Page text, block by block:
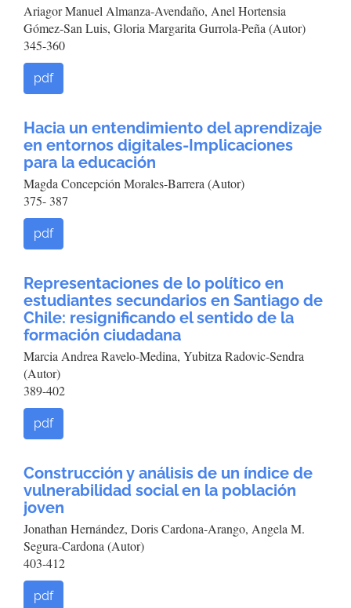
Ariagor Manuel Almanza-Avendaño, Anel Hortensia
Gómez-San Luis, Gloria Margarita Gurrola-Peña (Autor)
345-360
pdf
Hacia un entendimiento del aprendizaje
en entornos digitales-Implicaciones
para la educación
Magda Concepción Morales-Barrera (Autor)
375- 387
pdf
Representaciones de lo político en
estudiantes secundarios en Santiago de
Chile: resignificando el sentido de la
formación ciudadana
Marcia Andrea Ravelo-Medina, Yubitza Radovic-Sendra
(Autor)
389-402
pdf
Construcción y análisis de un índice de
vulnerabilidad social en la población
joven
Jonathan Hernández, Doris Cardona-Arango, Angela M.
Segura-Cardona (Autor)
403-412
pdf